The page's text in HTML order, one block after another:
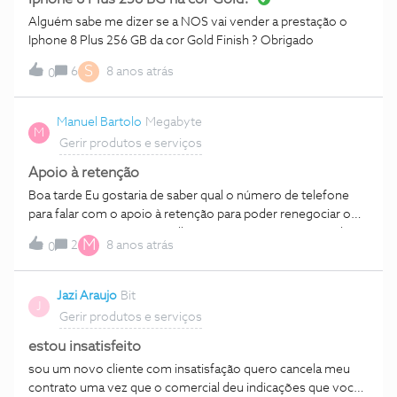
Alguém sabe me dizer se a NOS vai vender a prestação o
Iphone 8 Plus 256 GB da cor Gold Finish ? Obrigado
0 6 S 8 anos atrás
M
Manuel Bartolo Megabyte
Gerir produtos e serviços
Apoio à retenção
Boa tarde Eu gostaria de saber qual o número de telefone
para falar com o apoio à retenção para poder renegociar o
meu contrato. Com os melhores cumprimentos Manuel
Bártolo
0 2 M 8 anos atrás
J
Jazi Araujo Bit
Gerir produtos e serviços
estou insatisfeito
sou um novo cliente com insatisfação quero cancela meu
contrato uma vez que o comercial deu indicações que vocês